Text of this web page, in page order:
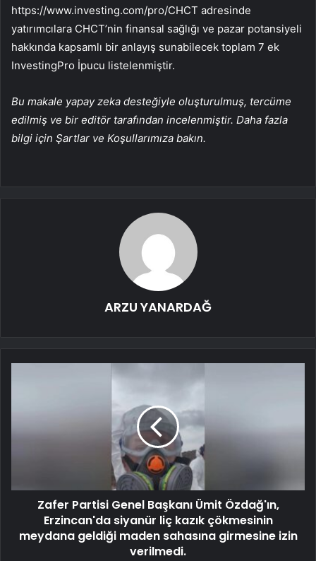
https://www.investing.com/pro/CHCT adresinde
yatırımcılara CHCT’nin finansal sağlığı ve pazar potansiyeli
hakkında kapsamlı bir anlayış sunabilecek toplam 7 ek
InvestingPro İpucu listelenmiştir.
Bu makale yapay zeka desteğiyle oluşturulmuş, tercüme
edilmiş ve bir editör tarafından incelenmiştir. Daha fazla
bilgi için Şartlar ve Koşullarımıza bakın.
ARZU YANARDAĞ
Zafer Partisi Genel Başkanı Ümit Özdağ'ın,
Erzincan'da siyanür liç kazık çökmesinin
meydana geldiği maden sahasına girmesine izin
verilmedi.